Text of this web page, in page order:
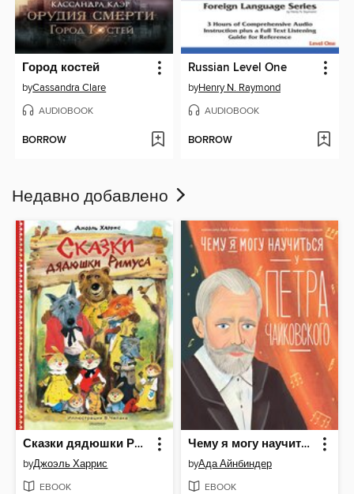
Город костей
byCassandra Clare
AUDIOBOOK
BORROW
Russian Level One
byHenry N. Raymond
AUDIOBOOK
BORROW
Недавно добавлено
Сказки дядюшки Римуса
byДжоэль Харрис
EBOOK
Чему я могу научиться у Петра Чайковского
byАда Айнбиндер
EBOOK